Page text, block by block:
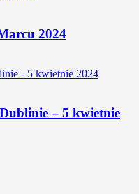
2024
– 5 kwietnie